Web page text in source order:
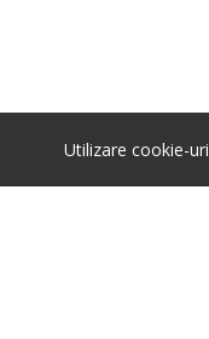
Utilizare cookie-uri